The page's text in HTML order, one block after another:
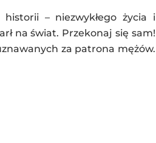
– niezwykłego życia i
na świat. Przekonaj się sam!
za patrona mężów.